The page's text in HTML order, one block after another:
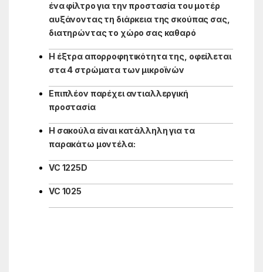
ένα φίλτρο για την προστασία του μοτέρ
αυξάνοντας τη διάρκεια της σκούπας σας,
διατηρώντας το χώρο σας καθαρό
Η έξτρα απορροφητικότητα της, οφείλεται
στα 4 στρώματα των μικροϊνών
Επιπλέον παρέχει αντιαλλεργική
προστασία
Η σακούλα είναι κατάλληλη για τα
παρακάτω μοντέλα:
VC 1225D
VC 1025